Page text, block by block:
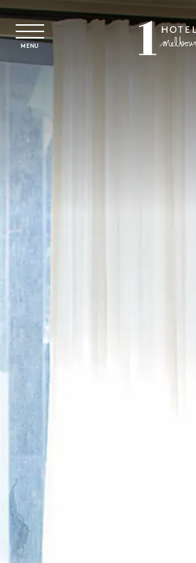
Overslaan naar hoofdinhoud
MENU